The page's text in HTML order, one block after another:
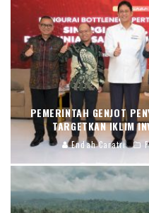
PEMERINTAH GENJOT
TARGETKAN IKLIM
Endah Caratri